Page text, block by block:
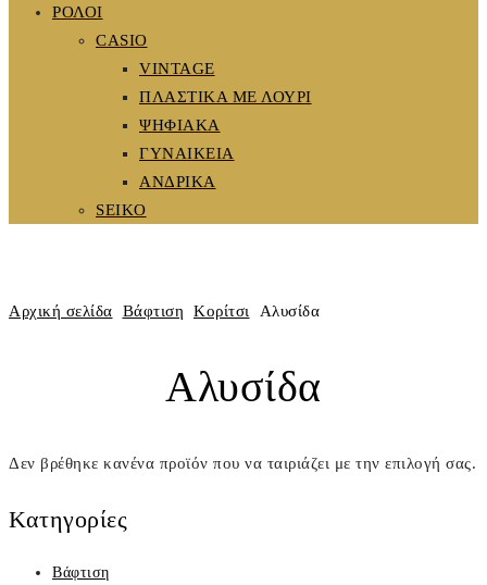
ΡΟΛΟΙ
CASIO
VINTAGE
ΠΛΑΣΤΙΚΑ ΜΕ ΛΟΥΡΙ
ΨΗΦΙΑΚΑ
ΓΥΝΑΙΚΕΙΑ
ΑΝΔΡΙΚΑ
SEIKO
Αρχική σελίδα Βάφτιση Κορίτσι Αλυσίδα
Αλυσίδα
Δεν βρέθηκε κανένα προϊόν που να ταιριάζει με την επιλογή σας.
Κατηγορίες
Βάφτιση